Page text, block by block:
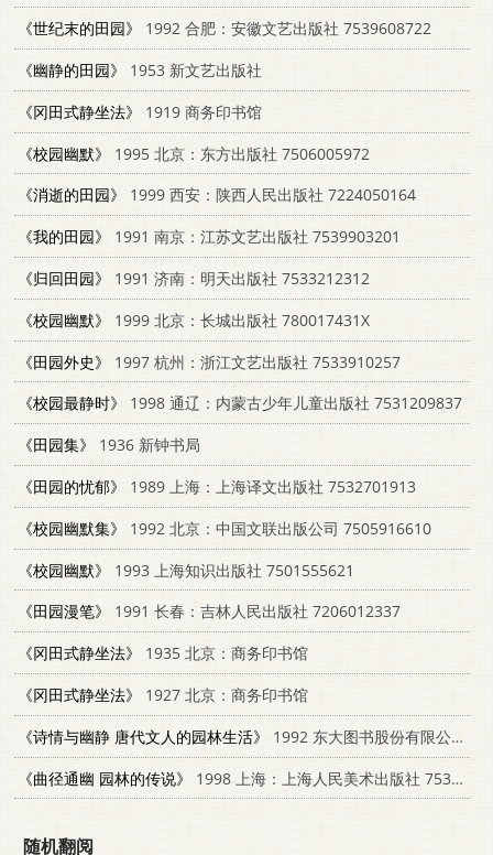
《世纪末的田园》
1992 合肥：安徽文艺出版社 7539608722
《幽静的田园》
1953 新文艺出版社
《冈田式静坐法》
1919 商务印书馆
《校园幽默》
1995 北京：东方出版社 7506005972
《消逝的田园》
1999 西安：陕西人民出版社 7224050164
《我的田园》
1991 南京：江苏文艺出版社 7539903201
《归回田园》
1991 济南：明天出版社 7533212312
《校园幽默》
1999 北京：长城出版社 780017431X
《田园外史》
1997 杭州：浙江文艺出版社 7533910257
《校园最静时》
1998 通辽：内蒙古少年儿童出版社 7531209837
《田园集》
1936 新钟书局
《田园的忧郁》
1989 上海：上海译文出版社 7532701913
《校园幽默集》
1992 北京：中国文联出版公司 7505916610
《校园幽默》
1993 上海知识出版社 7501555621
《田园漫笔》
1991 长春：吉林人民出版社 7206012337
《冈田式静坐法》
1935 北京：商务印书馆
《冈田式静坐法》
1927 北京：商务印书馆
《诗情与幽静 唐代文人的园林生活》
1992 东大图书股份有限公司 9571912816
《曲径通幽 园林的传说》
1998 上海：上海人民美术出版社 753222001X
随机翻阅